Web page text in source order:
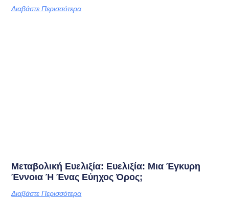
Διαβάστε Περισσότερα
Μεταβολική Ευελιξία: Ευελιξία: Μια Έγκυρη
Έννοια Ή Ένας Εύηχος Όρος;
Διαβάστε Περισσότερα